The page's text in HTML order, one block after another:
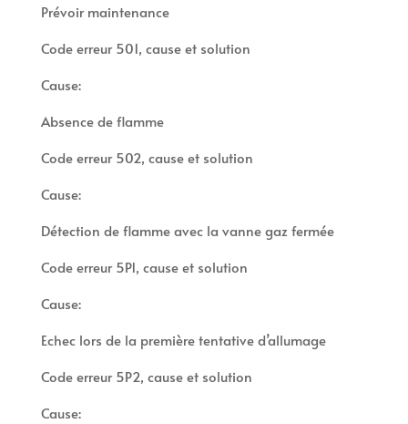
Prévoir maintenance
Code erreur 501, cause et solution
Cause:
Absence de flamme
Code erreur 502, cause et solution
Cause:
Détection de flamme avec la vanne gaz fermée
Code erreur 5P1, cause et solution
Cause:
Echec lors de la première tentative d’allumage
Code erreur 5P2, cause et solution
Cause: